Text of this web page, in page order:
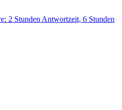
2 Stunden Antwortzeit, 6 Stunden